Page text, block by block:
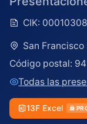
CIK:
San
Código postal:
Todas las
13F Excel